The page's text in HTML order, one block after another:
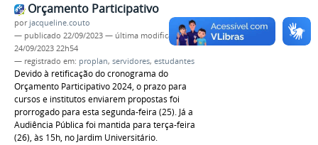
Orçamento Participativo
por jacqueline.couto
— publicado 22/09/2023 — última modificação
24/09/2023 22h54
— registrado em: proplan, servidores, estudantes
Devido à retificação do cronograma do
Orçamento Participativo 2024, o prazo para
cursos e institutos enviarem propostas foi
prorrogado para esta segunda-feira (25). Já a
Audiência Pública foi mantida para terça-feira
(26), às 15h, no Jardim Universitário.